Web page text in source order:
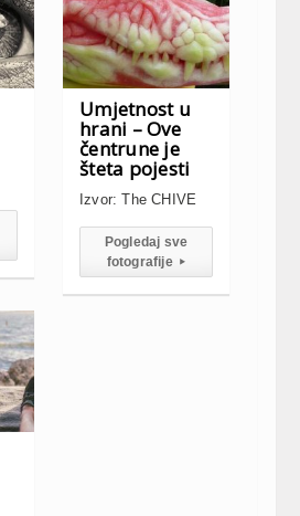
Umjetnost u
hrani – Ove
čentrune je
šteta pojesti
Izvor: The CHIVE
Pogledaj sve
fotografije▸